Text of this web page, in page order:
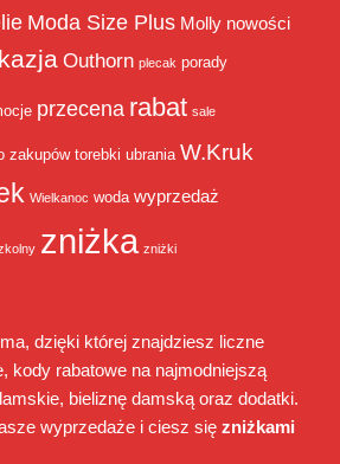
Moda Size Plus Molly nowości
Outhorn plecak porady
przecena rabat sale
zakupów torebki ubrania W.Kruk
Wielkanoc woda wyprzedaż
zniżka zniżki
dzięki której znajdziesz liczne
kody rabatowe na najmodniejszą
bieliznę damską oraz dodatki.
wyprzedaże i ciesz się zniżkami